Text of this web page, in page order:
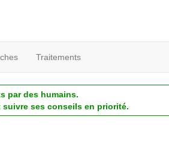
Traitements
par des humains.
ses conseils en priorité.